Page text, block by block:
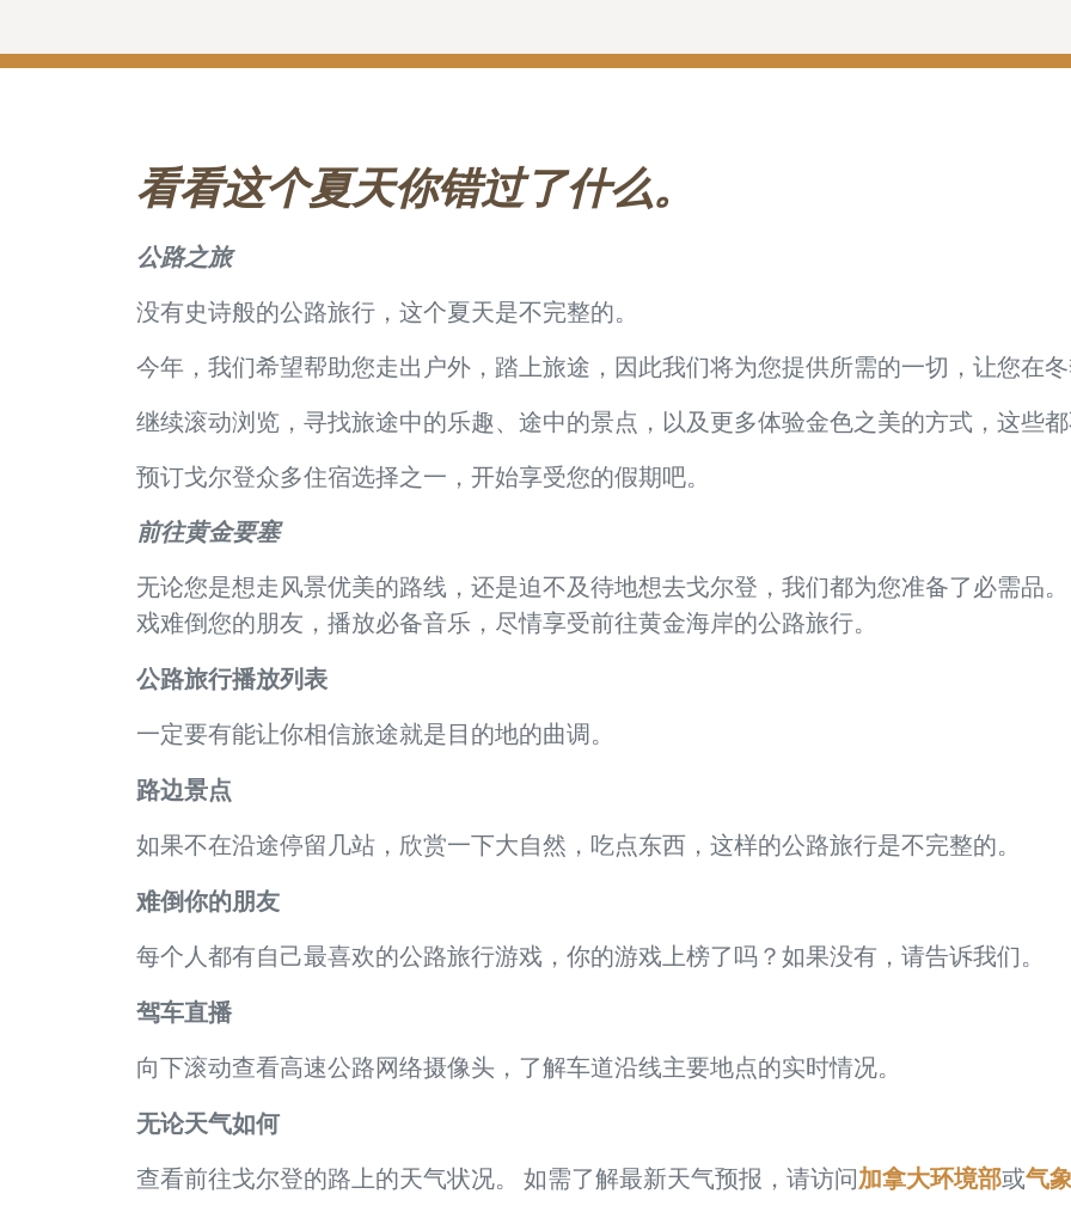
看看这个夏天你错过了什么。
公路之旅
没有史诗般的公路旅行，这个夏天是不完整的。
今年，我们希望帮助您走出户外，踏上旅途，因此我们将为您提供所需的一切，让您在
继续滚动浏览，寻找旅途中的乐趣、途中的景点，以及更多体验金色之美的方式，这些都
预订戈尔登众多住宿选择之一，开始享受您的假期吧。
前往黄金要塞
无论您是想走风景优美的路线，还是迫不及待地想去戈尔登，我们都为您准备了必需品
戏难倒您的朋友，播放必备音乐，尽情享受前往黄金海岸的公路旅行。
公路旅行播放列表
一定要有能让你相信旅途就是目的地的曲调。
路边景点
如果不在沿途停留几站，欣赏一下大自然，吃点东西，这样的公路旅行是不完整的。
难倒你的朋友
每个人都有自己最喜欢的公路旅行游戏，你的游戏上榜了吗？如果没有，请告诉我们。
驾车直播
向下滚动查看高速公路网络摄像头，了解车道沿线主要地点的实时情况。
无论天气如何
查看前往戈尔登的路上的天气状况。 如需了解最新天气预报，请访问加拿大环境部或气